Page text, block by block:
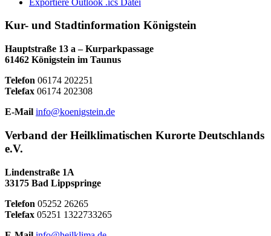
Kur- und Stadtinformation Königstein
Hauptstraße 13 a – Kurparkpassage
61462 Königstein im Taunus
Telefon 06174 202251
Telefax 06174 202308
E-Mail info@koenigstein.de
Verband der Heilklimatischen Kurorte Deutschlands
e.V.
Lindenstraße 1A
33175 Bad Lippspringe
Telefon 05252 26265
Telefax 05251 1322733265